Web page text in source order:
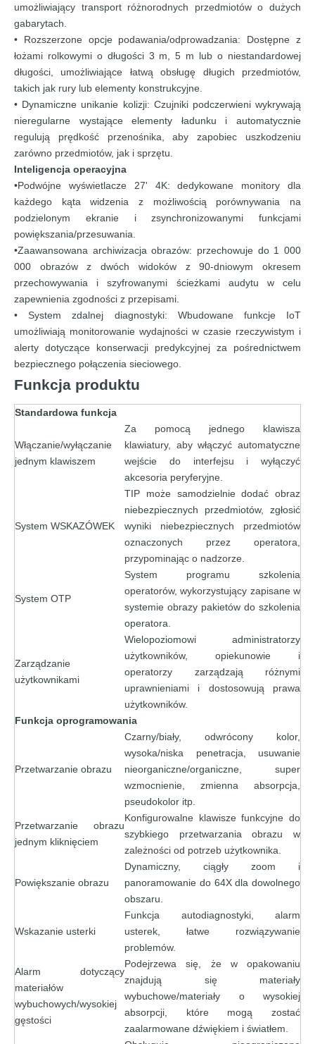
umożliwiający transport różnorodnych przedmiotów o dużych
gabarytach.
• Rozszerzone opcje podawania/odprowadzania: Dostępne z
łożami rolkowymi o długości 3 m, 5 m lub o niestandardowej
długości, umożliwiające łatwą obsługę długich przedmiotów,
takich jak rury lub elementy konstrukcyjne.
• Dynamiczne unikanie kolizji: Czujniki podczerwieni wykrywają
nieregularne wystające elementy ładunku i automatycznie
regulują prędkość przenośnika, aby zapobiec uszkodzeniu
zarówno przedmiotów, jak i sprzętu.
Inteligencja operacyjna
•Podwójne wyświetlacze 27' 4K: dedykowane monitory dla
każdego kąta widzenia z możliwością porównywania na
podzielonym ekranie i zsynchronizowanymi funkcjami
powiększania/przesuwania.
•Zaawansowana archiwizacja obrazów: przechowuje do 1 000
000 obrazów z dwóch widoków z 90-dniowym okresem
przechowywania i szyfrowanymi ścieżkami audytu w celu
zapewnienia zgodności z przepisami.
• System zdalnej diagnostyki: Wbudowane funkcje IoT
umożliwiają monitorowanie wydajności w czasie rzeczywistym i
alerty dotyczące konserwacji predykcyjnej za pośrednictwem
bezpiecznego połączenia sieciowego.
Funkcja produktu
Standardowa funkcja
Włączanie/wyłączanie
jednym klawiszem
Za pomocą jednego klawisza
klawiatury, aby włączyć automatyczne
wejście do interfejsu i wyłączyć
akcesoria peryferyjne.
System WSKAZÓWEK
TIP może samodzielnie dodać obraz
niebezpiecznych przedmiotów, zgłosić
wyniki niebezpiecznych przedmiotów
oznaczonych przez operatora,
przypominając o nadzorze.
System OTP
System programu szkolenia
operatorów, wykorzystujący zapisane w
systemie obrazy pakietów do szkolenia
operatora.
Zarządzanie
użytkownikami
Wielopoziomowi administratorzy
użytkowników, opiekunowie i
operatorzy zarządzają różnymi
uprawnieniami i dostosowują prawa
użytkowników.
Funkcja oprogramowania
Przetwarzanie obrazu
Czarny/biały, odwrócony kolor,
wysoka/niska penetracja, usuwanie
nieorganiczne/organiczne, super
wzmocnienie, zmienna absorpcja,
pseudokolor itp.
Przetwarzanie obrazu
jednym kliknięciem
Konfigurowalne klawisze funkcyjne do
szybkiego przetwarzania obrazu w
zależności od potrzeb użytkownika.
Powiększanie obrazu
Dynamiczny, ciągły zoom i
panoramowanie do 64X dla dowolnego
obszaru.
Wskazanie usterki
Funkcja autodiagnostyki, alarm
usterek, łatwe rozwiązywanie
problemów.
Alarm dotyczący
materiałów
wybuchowych/wysokiej
gęstości
Podejrzewa się, że w opakowaniu
znajdują się materiały
wybuchowe/materiały o wysokiej
absorpcji, które mogą zostać
zaalarmowane dźwiękiem i światłem.